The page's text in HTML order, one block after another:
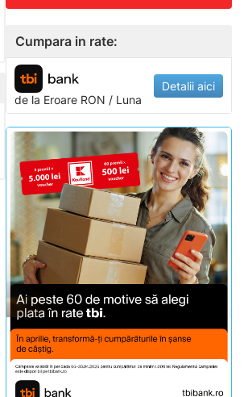
Cumpara in rate:
de la Eroare RON / Luna
Detalii aici